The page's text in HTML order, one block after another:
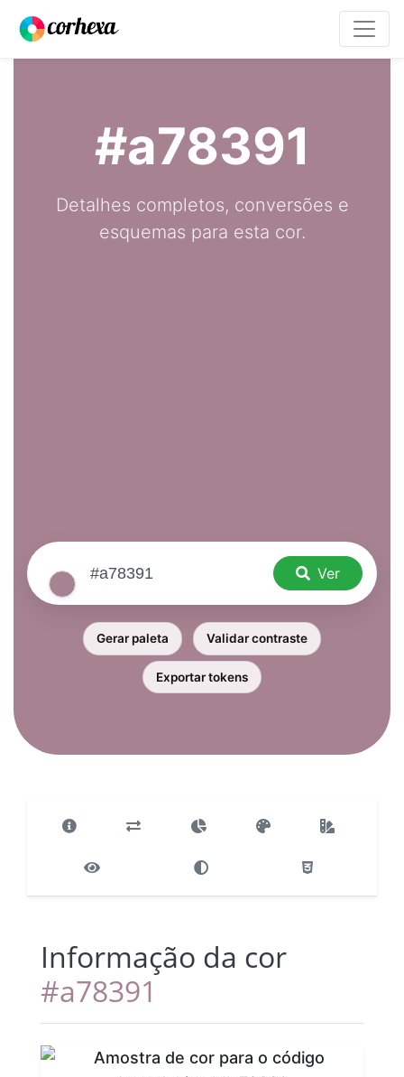
#a78391
Detalhes completos, conversões e
esquemas para esta cor.
Ver
Gerar paleta Validar contraste
Exportar tokens
Informação da cor
#a78391